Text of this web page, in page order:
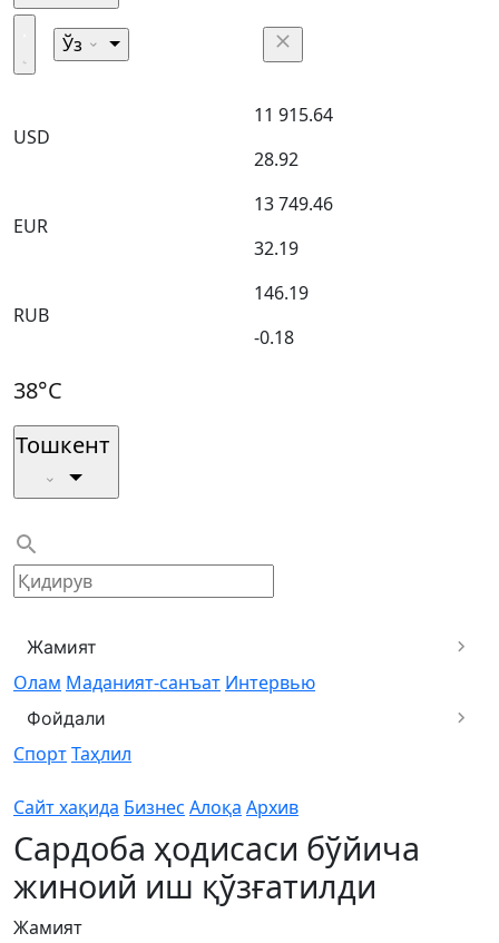
Ўз
USD
11 915.64
28.92
EUR
13 749.46
32.19
RUB
146.19
-0.18
38°C
Тошкент
Жамият
Олам Маданият-санъат Интервью
Фойдали
СпортТаҳлил
Сайт хақида Бизнес Алоқа Архив
Сардоба ҳодисаси бўйича
жиноий иш қўзғатилди
Жамият